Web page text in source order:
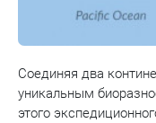
Соединяя два
уникальным
этого